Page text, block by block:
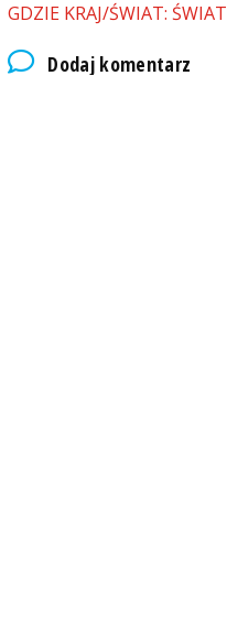
GDZIE KRAJ/ŚWIAT: ŚWIAT
Dodaj komentarz